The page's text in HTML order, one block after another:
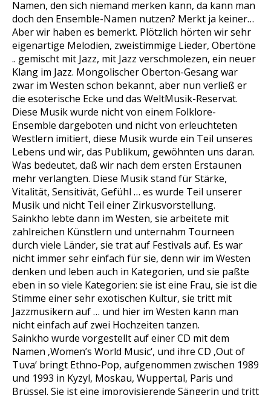
Namen, den sich niemand merken kann, da kann man
doch den Ensemble-Namen nutzen? Merkt ja keiner…
Aber wir haben es bemerkt. Plötzlich hörten wir sehr
eigenartige Melodien, zweistimmige Lieder, Obertöne
.. gemischt mit Jazz, mit Jazz verschmolezen, ein neuer
Klang im Jazz. Mongolischer Oberton-Gesang war
zwar im Westen schon bekannt, aber nun verließ er
die esoterische Ecke und das WeltMusik-Reservat.
Diese Musik wurde nicht von einem Folklore-
Ensemble dargeboten und nicht von erleuchteten
Westlern imitiert, diese Musik wurde ein Teil unseres
Lebens und wir, das Publikum, gewöhnten uns daran.
Was bedeutet, daß wir nach dem ersten Erstaunen
mehr verlangten. Diese Musik stand für Stärke,
Vitalität, Sensitivät, Gefühl … es wurde Teil unserer
Musik und nicht Teil einer Zirkusvorstellung.
Sainkho lebte dann im Westen, sie arbeitete mit
zahlreichen Künstlern und unternahm Tourneen
durch viele Länder, sie trat auf Festivals auf. Es war
nicht immer sehr einfach für sie, denn wir im Westen
denken und leben auch in Kategorien, und sie paßte
eben in so viele Kategorien: sie ist eine Frau, sie ist die
Stimme einer sehr exotischen Kultur, sie tritt mit
Jazzmusikern auf … und hier im Westen kann man
nicht einfach auf zwei Hochzeiten tanzen.
Sainkho wurde vorgestellt auf einer CD mit dem
Namen ‚Women’s World Music‘, und ihre CD ‚Out of
Tuva‘ bringt Ethno-Pop, aufgenommen zwischen 1989
und 1993 in Kyzyl, Moskau, Wuppertal, Paris und
Brüssel. Sie ist eine improvisierende Sängerin und tritt